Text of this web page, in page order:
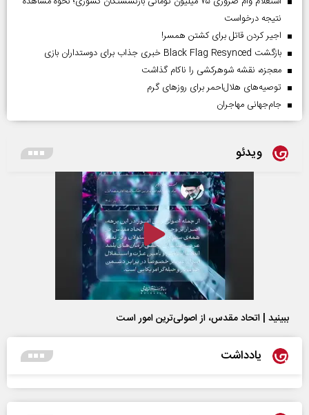
نتیجه درخواست
اجیر کردن قاتل برای کشتن همسر!
بازگشت Black Flag Resynced خبری جذاب برای دوستداران بازی
معجزه، نقشه شوهرکشی را ناکام گذاشت
توصیه‌های هلال‌احمر برای روز‌های گرم
جام‌جهانی مهاجران
ویدئو
ببینید | اتحاد مقدس، از اصولی‌ترین امور است
یادداشت